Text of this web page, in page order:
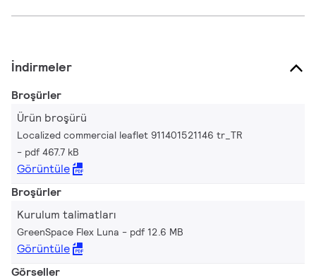
İndirmeler
Broşürler
Ürün broşürü
Localized commercial leaflet 911401521146 tr_TR
pdf 467.7 kB
Görüntüle
Broşürler
Kurulum talimatları
GreenSpace Flex Luna pdf 12.6 MB
Görüntüle
Görseller